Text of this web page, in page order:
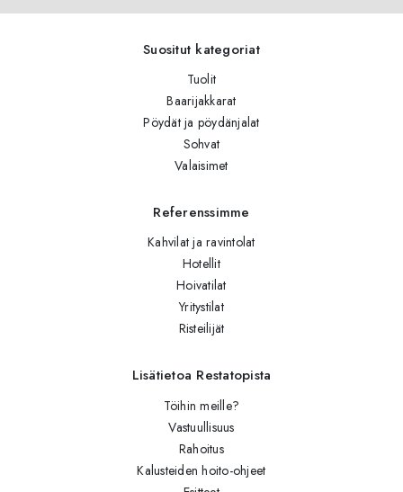
Suositut kategoriat
Tuolit
Baarijakkarat
Pöydät ja pöydänjalat
Sohvat
Valaisimet
Referenssimme
Kahvilat ja ravintolat
Hotellit
Hoivatilat
Yritystilat
Risteilijät
Lisätietoa Restatopista
Töihin meille?
Vastuullisuus
Rahoitus
Kalusteiden hoito-ohjeet